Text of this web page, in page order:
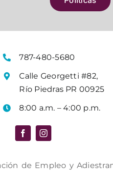
787-480-5680
Calle Georgetti #82,
Río Piedras PR 00925
8:00 a.m. – 4:00 p.m.
de Empleo y